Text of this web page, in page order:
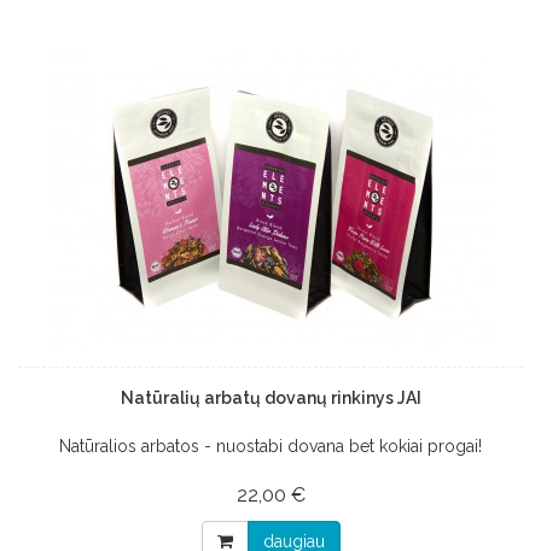
Natūralių arbatų dovanų rinkinys JAI
Natūralios arbatos - nuostabi dovana bet kokiai progai!
22,00 €
daugiau